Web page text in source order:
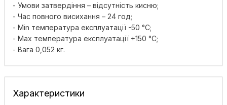
- Умови затвердіння – відсутність кисню;
- Час повного висихання – 24 год;
- Min температура експлуатації -50 °С;
- Max температура експлуатації +150 °С;
- Вага 0,052 кг.
Характеристики